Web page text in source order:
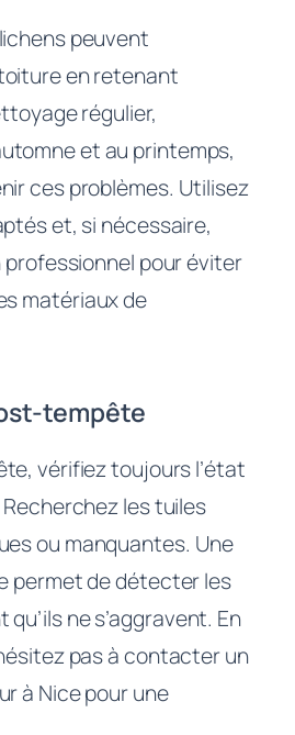
peuvent
en retenant
régulier,
et au printemps,
ces problèmes. Utilisez
et, si nécessaire,
pour éviter
matériaux de
tempête
vérifiez toujours l’état
les tuiles
ou manquantes. Une
permet de détecter les
ne s’aggravent. En
pas à contacter un
à Nice pour une